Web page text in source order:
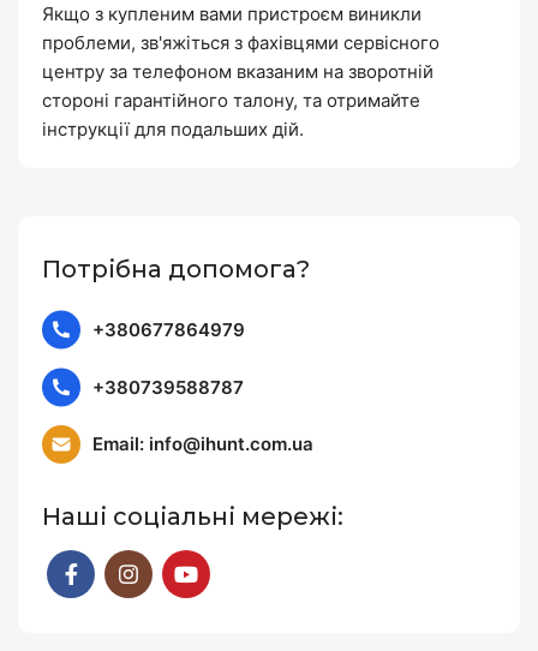
Якщо з купленим вами пристроєм виникли
проблеми, зв'яжіться з фахівцями сервісного
центру за телефоном вказаним на зворотній
стороні гарантійного талону, та отримайте
інструкції для подальших дій.
Потрібна допомога?
+380677864979
+380739588787
Email: info@ihunt.com.ua
Наші соціальні мережі: